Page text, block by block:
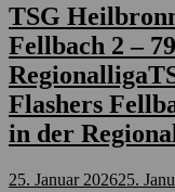
TSG
Fellbach 2 –
Regionalliga
Flashers
in der
25. Januar 202625.